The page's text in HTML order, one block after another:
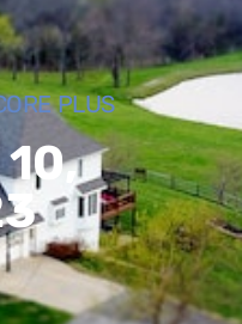
PLUS
10,